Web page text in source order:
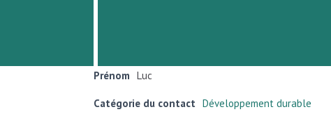
Prénom Luc
Catégorie du contact Développement durable